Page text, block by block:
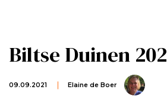
Biltse Duinen
09.09.2021 Elaine de Boer